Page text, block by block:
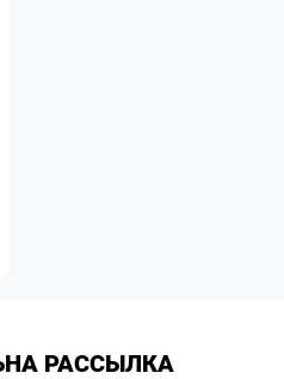
РАССЫЛКА